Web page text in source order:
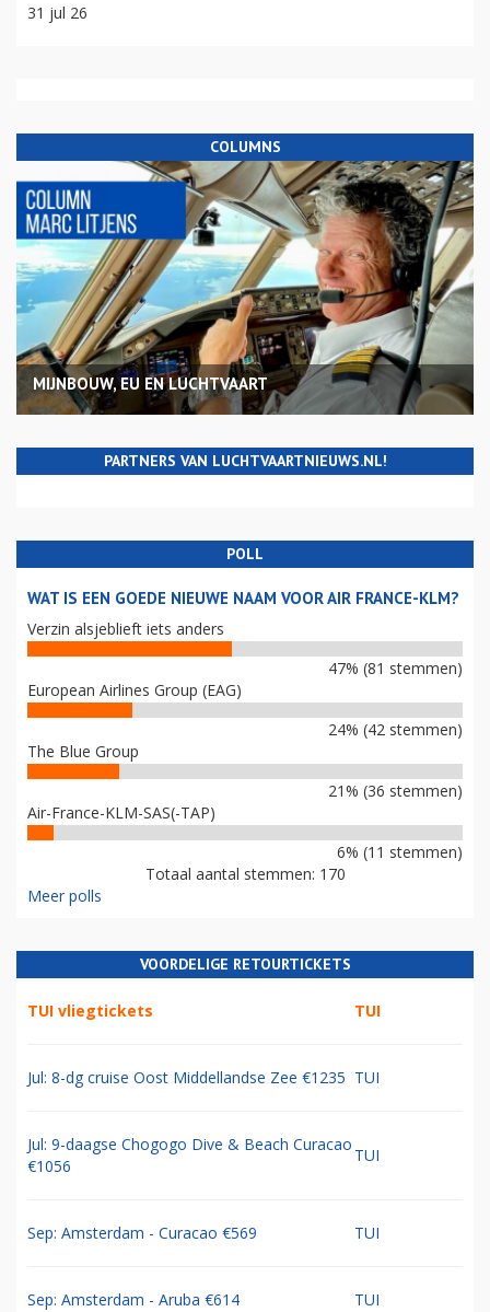
31 jul 26
COLUMNS
MIJNBOUW, EU EN LUCHTVAART
PARTNERS VAN LUCHTVAARTNIEUWS.NL!
POLL
WAT IS EEN GOEDE NIEUWE NAAM VOOR AIR FRANCE-KLM?
Verzin alsjeblieft iets anders
47% (81 stemmen)
European Airlines Group (EAG)
24% (42 stemmen)
The Blue Group
21% (36 stemmen)
Air-France-KLM-SAS(-TAP)
6% (11 stemmen)
Totaal aantal stemmen: 170
Meer polls
VOORDELIGE RETOURTICKETS
TUI vliegtickets TUI
Jul: 8-dg cruise Oost Middellandse Zee €1235 TUI
Jul: 9-daagse Chogogo Dive & Beach Curacao
€1056
TUI
Sep: Amsterdam - Curacao €569 TUI
Sep: Amsterdam - Aruba €614 TUI